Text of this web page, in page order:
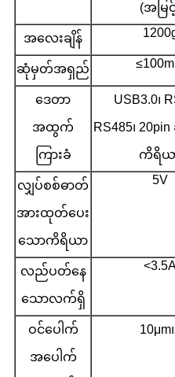
(အမြ
အလေးချိန်
ဆုံမှတ်အရှည်
ဒေတာ
အထွက်
ကြားခံ
USB3.0၊
RS485၊
ကိရိယ
လျှပ်စစ်ဓာတ်
အားထုတ်ပေး
သောကိရိယာ
5V
လည်ပတ်နေ
သောလက်ရှိ
ဝင်ပေါက်
အပေါက်
10μm